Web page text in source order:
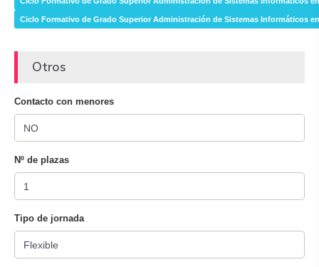
Ciclo Formativo de Grado Superior Administración de Sistemas Informáticos
Otros
Contacto con menores
Nº de plazas
Tipo de jornada